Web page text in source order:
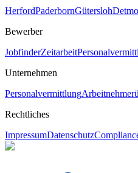
HerfordPaderbornGütersloh
Bewerber
JobfinderZeitarbeit
Unternehmen
Personalvermittlung
Rechtliches
ImpressumDatenschutz